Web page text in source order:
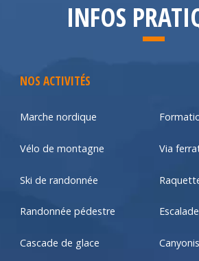
INFOS
NOS ACTIVITÉS
Marche nordique
Vélo de montagne Via
Ski de randonnée
Randonnée pédestre Escalade
Cascade de glace